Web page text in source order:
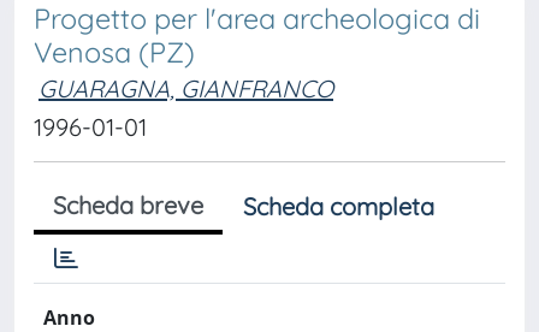
Progetto per l'area archeologica di
Venosa (PZ)
GUARAGNA, GIANFRANCO
1996-01-01
Scheda breve Scheda completa
Anno